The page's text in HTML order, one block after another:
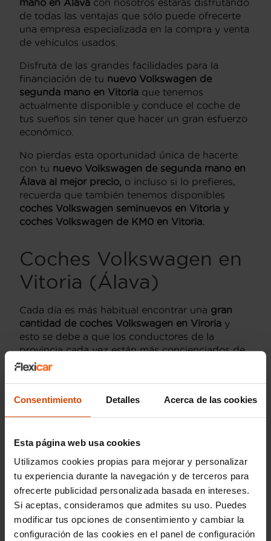
Consentimiento Detalles Acerca de las cookies
Esta página web usa cookies
Utilizamos cookies propias para mejorar y personalizar
tu experiencia durante la navegación y de terceros para
ofrecerte publicidad personalizada basada en intereses.
Si aceptas, consideramos que admites su uso. Puedes
modificar tus opciones de consentimiento y cambiar la
configuración de las cookies en el panel de configuración
de todas las ventajas que sólo puede ofrecerte
una empresa especializada en la compra y venta
de vehículos usados.
Disfruta de las grandes facilidades para la
financiación de tu nuevo Volkswagen de
segunda mano en Vitoria que tenemos
actualmente disponible y conduce el coche de
tus sueños sin tener que hacer un gran esfuerzo
económico.
No pierdas esta oportunidad única de hacerte
con tu nuevo Volkswagen de segunda mano en
Álava al mejor precio, o incluso si lo prefieres,
recuerda que también tenemos disponibles
coches Volkswagen seminuevos en Vitoria y
coches Volkswagen de KM0 en Vitoria.
Coches Volkswagen en
Vitoria (Álava)
Cada día es más habitual encontrar una gran
cantidad de coches Volkswagen en Viroria y
esto se debe a que los conductores de la
provincia cada vez están más concienciados de
las ventajas que nos aporta conducir un
Si tu también quieres formar parte de este
ven a conocernos.
Marca por provincia
Volkswagen en Alicante